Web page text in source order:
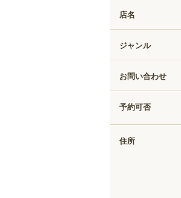
店名
ジャンル
お問い合わせ
予約可否
住所